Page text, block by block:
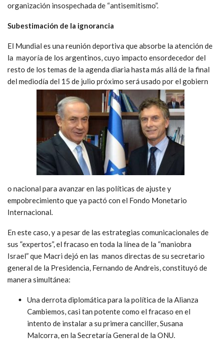
organización insospechada de “antisemitismo”.
Subestimación de la ignorancia
El Mundial es una reunión deportiva que absorbe la atención de
la mayoría de los argentinos, cuyo impacto ensordecedor del
resto de los temas de la agenda diaria hasta más allá de la final
del mediodía del 15 de julio próximo será usado por el gobiern
o nacional para avanzar en las políticas de ajuste y
empobrecimiento que ya pactó con el Fondo Monetario
Internacional.
En este caso, y a pesar de las estrategias comunicacionales de
sus “expertos”, el fracaso en toda la línea de la “maniobra
Israel” que Macri dejó en las manos directas de su secretario
general de la Presidencia, Fernando de Andreis, constituyó de
manera simultánea:
Una derrota diplomática para la política de la Alianza
Cambiemos, casi tan potente como el fracaso en el
intento de instalar a su primera canciller, Susana
Malcorra, en la Secretaría General de la ONU.